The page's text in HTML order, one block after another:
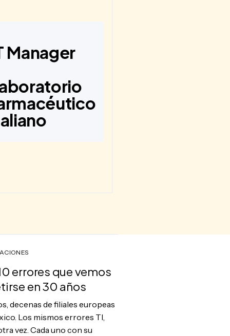
Manager
errores que vemos
en 30 años
decenas de filiales europeas
Los mismos errores TI,
vez. Cada uno con su